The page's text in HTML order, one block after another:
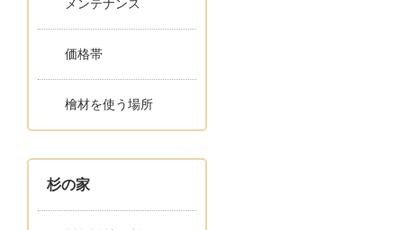
メンテナンス
価格帯
檜材を使う場所
杉の家